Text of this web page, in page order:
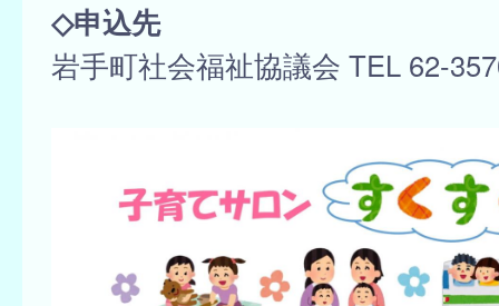
◇申込先
岩手町社会福祉協議会 TEL 62-